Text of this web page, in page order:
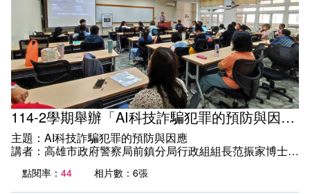
114-2學期舉辦「AI科技詐騙犯罪的預防與因應」專題演講
主題：AI科技詐騙犯罪的預防與因應
講者：高雄市政府警察局前鎮分局行政組組長范振家博士
地點：教學大樓C105教室
點閱率： 44 相片數：6張